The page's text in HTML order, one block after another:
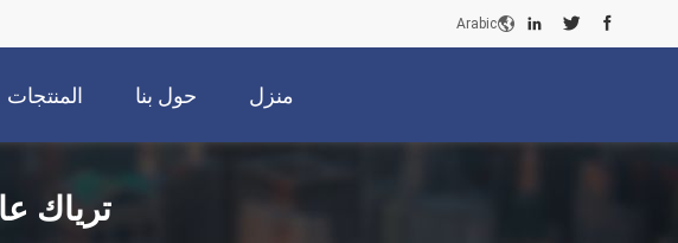
Arabic
منزل حول بنا المنتجات
ترياك